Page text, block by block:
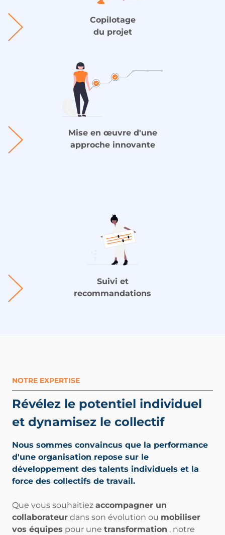
Copilotage
du projet
Mise en œuvre d'une
approche innovante
Suivi et
recommandations
NOTRE EXPERTISE
Révélez le potentiel individuel
et dynamisez le collectif
Nous sommes convaincus que la performance
d'une organisation repose sur le
développement des talents individuels et la
force des collectifs de travail.
Que vous souhaitiez accompagner un
collaborateur dans son évolution ou mobiliser
vos équipes pour une transformation , notre